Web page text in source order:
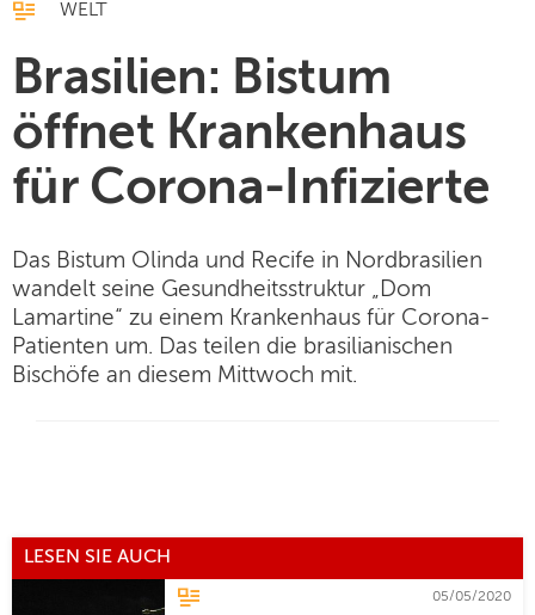
WELT
Brasilien: Bistum
öffnet Krankenhaus
für Corona-Infizierte
Das Bistum Olinda und Recife in Nordbrasilien
wandelt seine Gesundheitsstruktur „Dom
Lamartine“ zu einem Krankenhaus für Corona-
Patienten um. Das teilen die brasilianischen
Bischöfe an diesem Mittwoch mit.
LESEN SIE AUCH
05/05/2020